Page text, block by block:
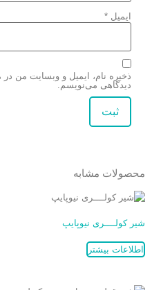
ایمیل *
ذخیره نام، ایمیل و وبسایت من در
دیدگاهی می‌نویسم.
محصولات مشابه
شیر کولــــری نیوپایپ
اطلاعات بیشتر